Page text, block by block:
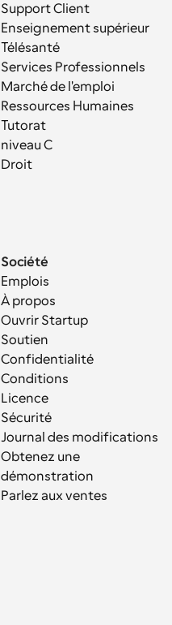
Support Client
Enseignement supérieur
Télésanté
Services Professionnels
Marché de l'emploi
Ressources Humaines
Tutorat
niveau C
Droit
Société
Emplois
À propos
Ouvrir Startup
Soutien
Confidentialité
Conditions
Licence
Sécurité
Journal des modifications
Obtenez une
démonstration
Parlez aux ventes